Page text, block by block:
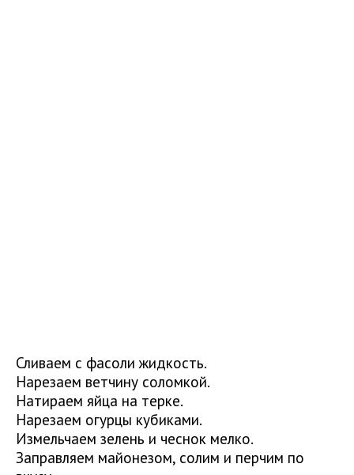
Сливаем с фасоли жидкость.
Нарезаем ветчину соломкой.
Натираем яйца на терке.
Нарезаем огурцы кубиками.
Измельчаем зелень и чеснок мелко.
Заправляем майонезом, солим и перчим по